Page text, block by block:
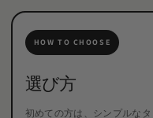
HOW TO CHOOSE
選び方
初めての方は、シンプルなタ